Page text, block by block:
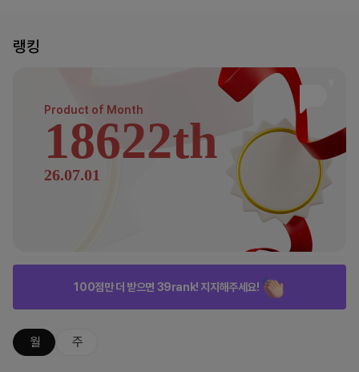
랭킹
Product of Month
18622th
26.07.01
100점만 더 받으면 39rank! 지지해주세요!
월 주